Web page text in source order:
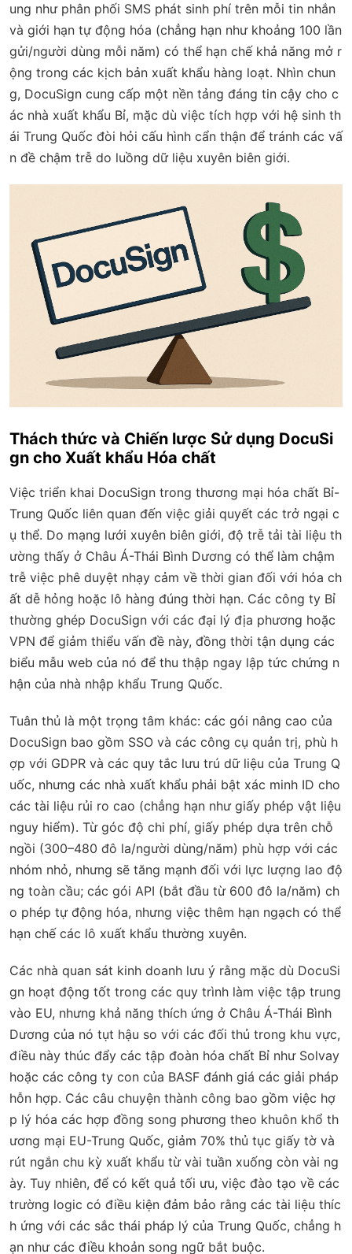
ung như phân phối SMS phát sinh phí trên mỗi tin nhắn
và giới hạn tự động hóa (chẳng hạn như khoảng 100 lần
gửi/người dùng mỗi năm) có thể hạn chế khả năng mở r
ộng trong các kịch bản xuất khẩu hàng loạt. Nhìn chun
g, DocuSign cung cấp một nền tảng đáng tin cậy cho c
ác nhà xuất khẩu Bỉ, mặc dù việc tích hợp với hệ sinh th
ái Trung Quốc đòi hỏi cấu hình cẩn thận để tránh các vấ
n đề chậm trễ do luồng dữ liệu xuyên biên giới.
Thách thức và Chiến lược Sử dụng DocuSi
gn cho Xuất khẩu Hóa chất
Việc triển khai DocuSign trong thương mại hóa chất Bỉ-
Trung Quốc liên quan đến việc giải quyết các trở ngại c
ụ thể. Do mạng lưới xuyên biên giới, độ trễ tải tài liệu th
ường thấy ở Châu Á-Thái Bình Dương có thể làm chậm
trễ việc phê duyệt nhạy cảm về thời gian đối với hóa ch
ất dễ hỏng hoặc lô hàng đúng thời hạn. Các công ty Bỉ
thường ghép DocuSign với các đại lý địa phương hoặc
VPN để giảm thiểu vấn đề này, đồng thời tận dụng các
biểu mẫu web của nó để thu thập ngay lập tức chứng n
hận của nhà nhập khẩu Trung Quốc.
Tuân thủ là một trọng tâm khác: các gói nâng cao của
DocuSign bao gồm SSO và các công cụ quản trị, phù h
ợp với GDPR và các quy tắc lưu trú dữ liệu của Trung Q
uốc, nhưng các nhà xuất khẩu phải bật xác minh ID cho
các tài liệu rủi ro cao (chẳng hạn như giấy phép vật liệu
nguy hiểm). Từ góc độ chi phí, giấy phép dựa trên chỗ
ngồi (300–480 đô la/người dùng/năm) phù hợp với các
nhóm nhỏ, nhưng sẽ tăng mạnh đối với lực lượng lao độ
ng toàn cầu; các gói API (bắt đầu từ 600 đô la/năm) ch
o phép tự động hóa, nhưng việc thêm hạn ngạch có thể
hạn chế các lô xuất khẩu thường xuyên.
Các nhà quan sát kinh doanh lưu ý rằng mặc dù DocuSi
gn hoạt động tốt trong các quy trình làm việc tập trung
vào EU, nhưng khả năng thích ứng ở Châu Á-Thái Bình
Dương của nó tụt hậu so với các đối thủ trong khu vực,
điều này thúc đẩy các tập đoàn hóa chất Bỉ như Solvay
hoặc các công ty con của BASF đánh giá các giải pháp
hỗn hợp. Các câu chuyện thành công bao gồm việc hợ
p lý hóa các hợp đồng song phương theo khuôn khổ th
ương mại EU-Trung Quốc, giảm 70% thủ tục giấy tờ và
rút ngắn chu kỳ xuất khẩu từ vài tuần xuống còn vài ng
ày. Tuy nhiên, để có kết quả tối ưu, việc đào tạo về các
trường logic có điều kiện đảm bảo rằng các tài liệu thíc
h ứng với các sắc thái pháp lý của Trung Quốc, chẳng h
ạn như các điều khoản song ngữ bắt buộc.